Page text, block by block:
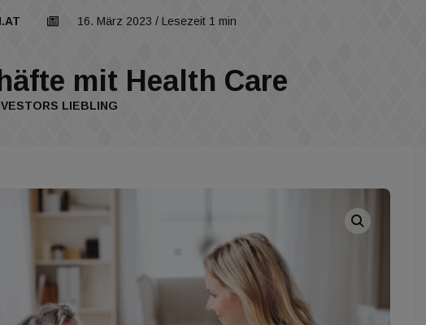
16. März 2023 / Lesezeit 1 min
mit Health Care
LIEBLING